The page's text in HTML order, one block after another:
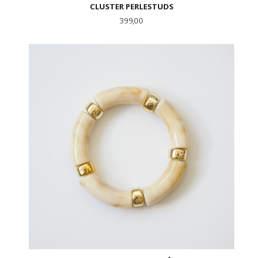
CLUSTER PERLESTUDS
Pris
399,00